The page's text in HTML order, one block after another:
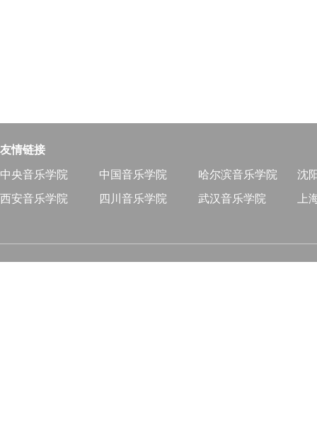
友情链接
中央音乐学院 中国音乐学院 哈尔滨音乐学院
沈
西安音乐学院
四川音乐学院 武汉音乐学院 上